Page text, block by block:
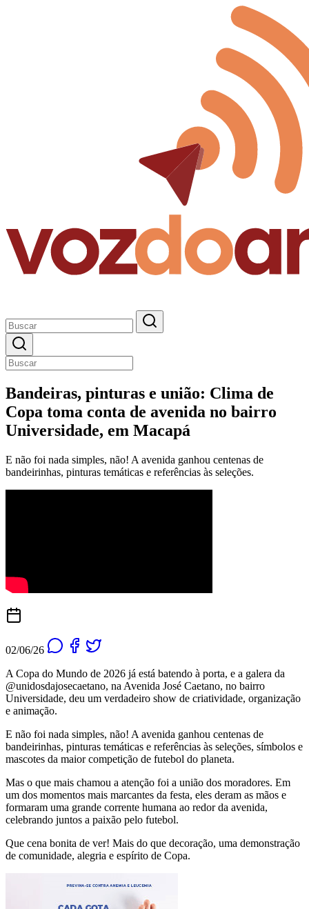
Bandeiras, pinturas e união: Clima de
Copa toma conta de avenida no bairro
Universidade, em Macapá
E não foi nada simples, não! A avenida ganhou centenas de
bandeirinhas, pinturas temáticas e referências às seleções.
02/06/26
A Copa do Mundo de 2026 já está batendo à porta, e a galera da
@unidosdajosecaetano, na Avenida José Caetano, no bairro
Universidade, deu um verdadeiro show de criatividade, organização
e animação.
E não foi nada simples, não! A avenida ganhou centenas de
bandeirinhas, pinturas temáticas e referências às seleções, símbolos e
mascotes da maior competição de futebol do planeta.
Mas o que mais chamou a atenção foi a união dos moradores. Em
um dos momentos mais marcantes da festa, eles deram as mãos e
formaram uma grande corrente humana ao redor da avenida,
celebrando juntos a paixão pelo futebol.
Que cena bonita de ver! Mais do que decoração, uma demonstração
de comunidade, alegria e espírito de Copa.